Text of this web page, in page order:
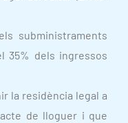
subministraments
35% dels ingressos
la residència legal a
de lloguer i que